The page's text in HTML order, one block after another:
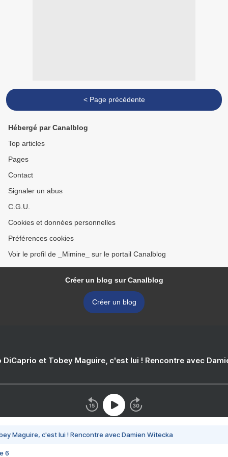
< Page précédente
Hébergé par Canalblog
Top articles
Pages
Contact
Signaler un abus
C.G.U.
Cookies et données personnelles
Préférences cookies
Voir le profil de _Mimine_ sur le portail Canalblog
Créer un blog sur Canalblog
Créer un blog
DiCaprio et Tobey Maguire, c'est lui ! Rencontre avec
Maguire, c'est lui ! Rencontre avec Damien Witecka
6